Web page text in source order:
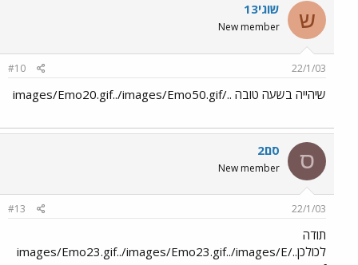
ש שוגי13
New member
22/1/03
#10
שיהייה בשעה טובה ../images/Emo20.gif../images/Emo50.gif
ס סם2
New member
22/1/03
#13
תודה
לכולכן../images/Emo23.gif../images/Emo23.gif../images/E